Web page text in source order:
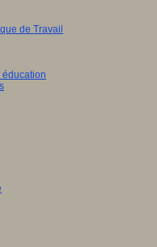
de Travail
éducation